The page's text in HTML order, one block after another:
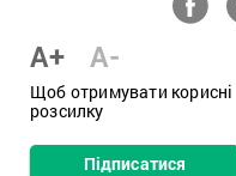
A+ A-
Щоб отримувати корисні
розсилку
Підписатися